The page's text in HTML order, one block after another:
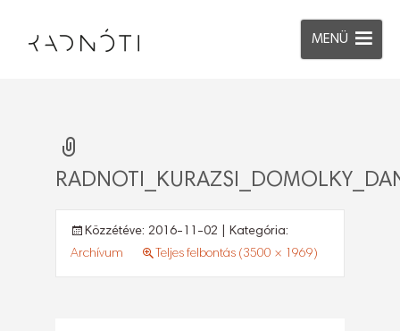
MENÜ
Közzétéve: 2016-11-02 | Kategória:
Archívum
Teljes felbontás (3500 × 1969)